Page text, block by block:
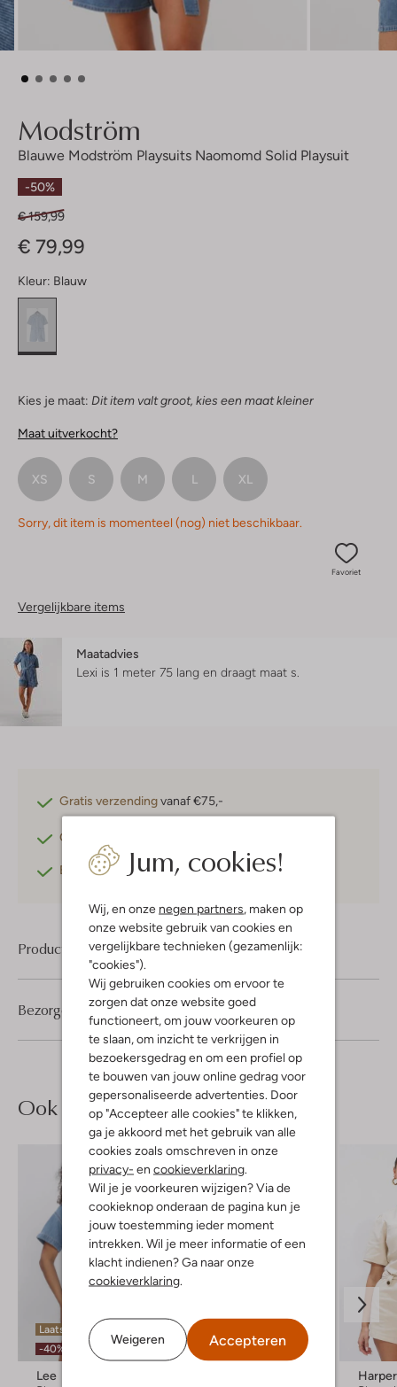
Jum, cookies!
Wij, en onze negen partners , maken op
onze website gebruik van cookies en
vergelijkbare technieken (gezamenlijk:
"cookies").
Wij gebruiken cookies om ervoor te
zorgen dat onze website goed
functioneert, om jouw voorkeuren op
te slaan, om inzicht te verkrijgen in
bezoekersgedrag en om een profiel op
te bouwen van jouw online gedrag voor
gepersonaliseerde advertenties. Door
op "Accepteer alle cookies" te klikken,
ga je akkoord met het gebruik van alle
cookies zoals omschreven in onze
privacy- en cookieverklaring
Wil je je voorkeuren wijzigen? Via de
cookieknop onderaan de pagina kun je
jouw toestemming ieder moment
intrekken. Wil je meer informatie of een
klacht indienen? Ga naar onze
cookieverklaring
Weigeren Accepteren
Modström
Blauwe Modström Playsuits Naomomd Solid Playsuit
-50%
€ 159,99
€ 79,99
Kleur: Blauw
Kies je maat: Dit item valt groot, kies een maat kleiner
Maat uitverkocht?
XS S M L XL
Sorry, dit item is momenteel (nog) niet beschikbaar.
Favoriet
Vergelijkbare items
Maatadvies
Lexi is 1 meter 75 lang en draagt maat s.
Gratis verzendingvanaf €75,-
Gratis retourneren
Betaal achterafmet Klarna
Product informatie
Bezorgen & retourneren
Ook iets voor jou?
Laatste maten
-40%
Lee
-40%